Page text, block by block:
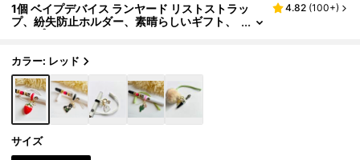
1個 ベイプデバイス ランヤード リストストラッ
プ、紛失防止ホルダー、素晴らしいギフト、
ベイプアクセサリー
4.82 (100+)
カラー: レッド
サイズ